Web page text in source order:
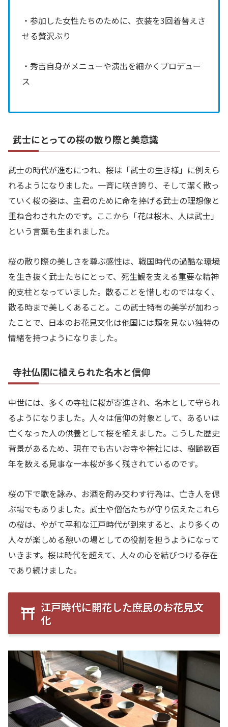
・参加した女性たちのために、衣装を3回着替えさ
せる贅沢ぶり
・秀吉自身がメニューや演出を細かくプロデュー
ス
武士にとっての桜の散り際と美意識
武士の時代が進むにつれ、桜は「武士の生き様」に例えら
れるようになりました。一斉に咲き誇り、そして潔く散っ
ていく桜の姿は、主君のために命を捧げる武士の理想像と
重ね合わされたのです。ここから「花は桜木、人は武士」
という言葉も生まれました。
桜の散り際の美しさを尊ぶ感性は、戦国時代の過酷な環境
を生き抜く武士たちにとって、死生観を支える重要な精神
的支柱となっていました。散ることを惜しむのではなく、
散る時まで美しくあること。この武士特有の美学が加わっ
たことで、日本のお花見文化は他国には類を見ない独特の
情緒を持つようになりました。
寺社仏閣に植えられた名木と信仰
中世には、多くの寺社に桜が寄進され、名木として守られ
るようになりました。人々は信仰の対象として、あるいは
亡くなった人の供養として桜を植えました。こうした歴史
背景があるため、現在でも古いお寺や神社には、樹齢数百
年を数える見事な一本桜が多く残されているのです。
桜の下で歌を詠み、お酒を酌み交わす行為は、亡き人を偲
ぶ場でもありました。武士や僧侶たちが守り伝えたこれら
の桜は、やがて平和な江戸時代が到来すると、より多くの
人々が楽しめる憩いの場としての役割を担うようになって
いきます。桜は時代を超えて、人々の心を結びつける存在
であり続けました。
江戸時代に開花した庶民のお花見文
化